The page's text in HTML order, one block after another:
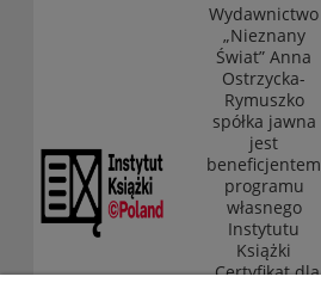
Wydawnictwo
„Nieznany
Świat” Anna
Ostrzycka-
Rymuszko
spółka jawna
jest
beneficjentem
programu
własnego
Instytutu
Książki
„Certyfikat dla